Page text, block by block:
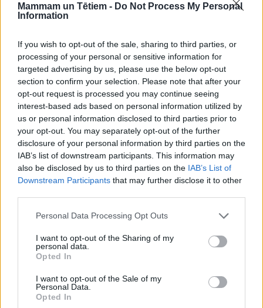
Mammam un Tētiem - Do Not Process My Personal
Information
If you wish to opt-out of the sale, sharing to third parties, or
processing of your personal or sensitive information for
targeted advertising by us, please use the below opt-out
section to confirm your selection. Please note that after your
opt-out request is processed you may continue seeing
interest-based ads based on personal information utilized by
us or personal information disclosed to third parties prior to
your opt-out. You may separately opt-out of the further
disclosure of your personal information by third parties on the
IAB’s list of downstream participants. This information may
also be disclosed by us to third parties on the IAB’s List of
Downstream Participants that may further disclose it to other
Personal Data Processing Opt Outs
I want to opt-out of the Sharing of my
personal data.
Opted In
I want to opt-out of the Sale of my
Personal Data.
Opted In
ZUPAS UN BULJONI
Artišoku buljons